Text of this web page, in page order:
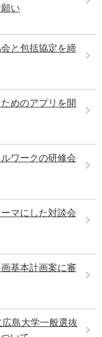
い
と包括協定を締
めのアプリを開
ワークの研修会
マにした対談会
基本計画案に審
広島大学一般選抜